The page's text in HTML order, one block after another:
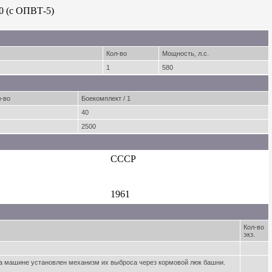
(с ОПВТ-5)
Кол-во
Мощность, л.с.
1 580
во
Боекомплект / 1
40
2500
СССР
1961
Кол-во
экз.
установлен механизм их выброса через кормовой люк башни.